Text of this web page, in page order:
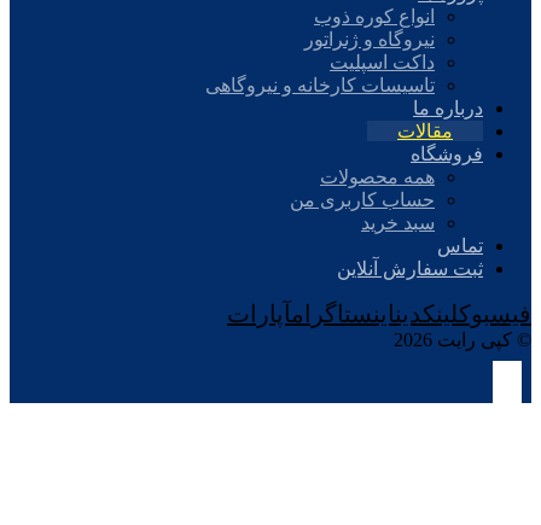
انواع کوره ذوب
نیروگاه و ژنراتور
داکت اسپلیت
تاسیسات کارخانه و نیروگاهی
درباره ما
مقالات
فروشگاه
همه محصولات
حساب کاربری من
سبد خرید
تماس
ثبت سفارش آنلاین
فیسبوکلینکدیناینستاگرامآپارات
© کپی رایت 2026